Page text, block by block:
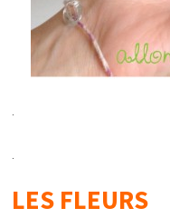
.
.
LES FLEURS